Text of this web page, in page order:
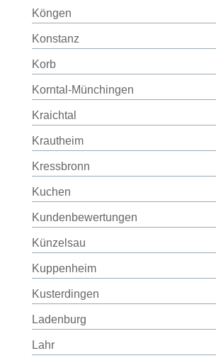
Köngen
Konstanz
Korb
Korntal-Münchingen
Kraichtal
Krautheim
Kressbronn
Kuchen
Kundenbewertungen
Künzelsau
Kuppenheim
Kusterdingen
Ladenburg
Lahr